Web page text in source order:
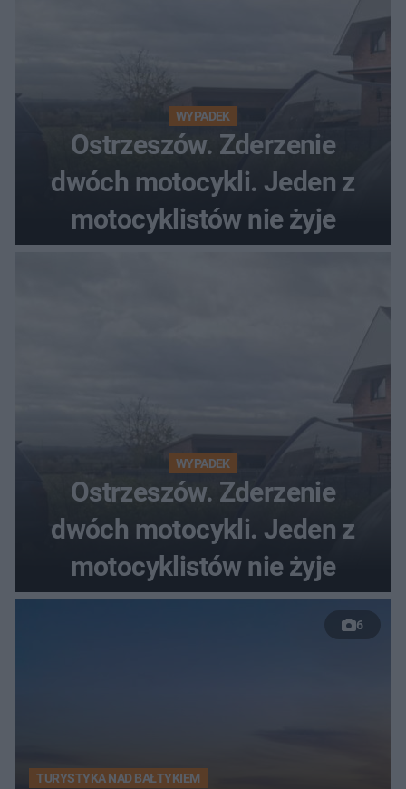
WYPADEK
Ostrzeszów. Zderzenie
dwóch motocykli. Jeden z
motocyklistów nie żyje
WYPADEK
Ostrzeszów. Zderzenie
dwóch motocykli. Jeden z
motocyklistów nie żyje
6
TURYSTYKA NAD BAŁTYKIEM